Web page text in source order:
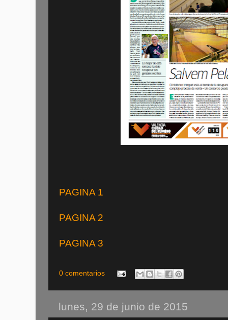
PAGINA 1
PAGINA 2
PAGINA 3
0 comentarios
lunes, 29 de junio de 2015